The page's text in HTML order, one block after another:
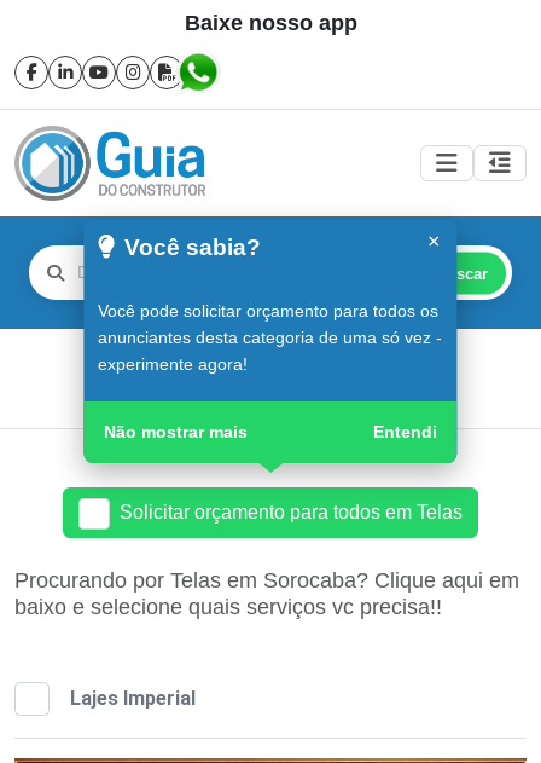
Baixe nosso app
Buscar
Telas em Sorocaba
Guia do Construtor Guia Digital Telas
Solicitar orçamento para todos em Telas
×
Você sabia?
Você pode solicitar orçamento para todos os
anunciantes desta categoria de uma só vez -
experimente agora!
Não mostrar mais Entendi
Procurando por Telas em Sorocaba? Clique aqui em
baixo e selecione quais serviços vc precisa!!
Lajes Imperial